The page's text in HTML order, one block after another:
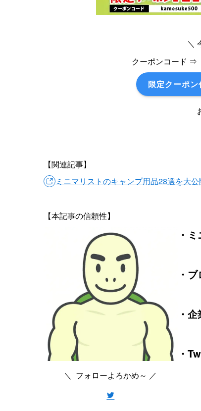
＼
クーポンコード ⇒
限定クーポン
【関連記事】
ミニマリストのキャンプ用品28選を大
【本記事の信頼性】
＼ フォローよろかめ～ ／
・
・
・
・